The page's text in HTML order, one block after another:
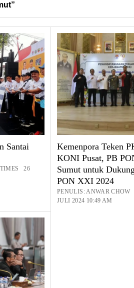
Santai
26
Kemenpora Teken
KONI Pusat, PB
Sumut untuk
PON XXI 2024
PENULIS: ANWAR
JULI 2024 10:49 AM